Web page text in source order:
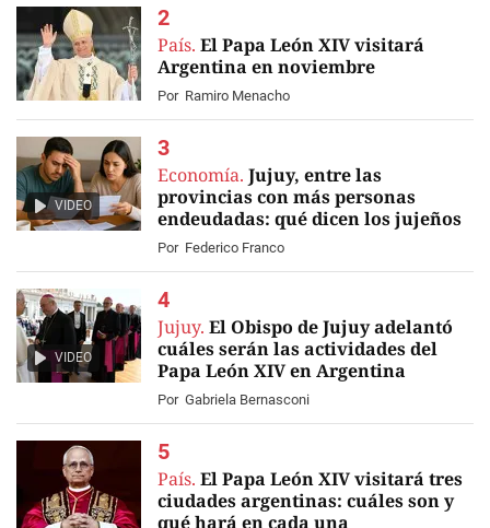
País. El Papa León XIV visitará
Argentina en noviembre
Por Ramiro Menacho
VIDEO
Economía. Jujuy, entre las
provincias con más personas
endeudadas: qué dicen los jujeños
Por Federico Franco
VIDEO
Jujuy. El Obispo de Jujuy adelantó
cuáles serán las actividades del
Papa León XIV en Argentina
Por Gabriela Bernasconi
País. El Papa León XIV visitará tres
ciudades argentinas: cuáles son y
qué hará en cada una